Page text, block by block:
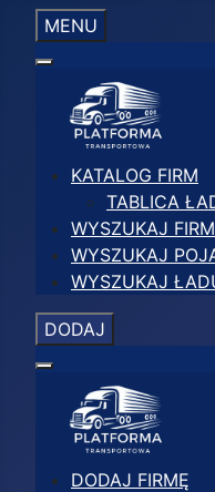
MENU
KATALOG FIRM
TABLICA
WYSZUKAJ
WYSZUKAJ
WYSZUKAJ
DODAJ
DODAJ FIRMĘ